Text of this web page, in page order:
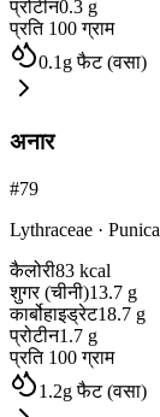
प्रोटीन0.3 g
प्रति 100 ग्राम
0.1 gफैट (वसा)
अनार
#79
Lythraceae · Punica
कैलोरी83 kcal
शुगर (चीनी)13.7 g
कार्बोहाइड्रेट18.7 g
प्रोटीन1.7 g
प्रति 100 ग्राम
1.2gफैट (वसा)